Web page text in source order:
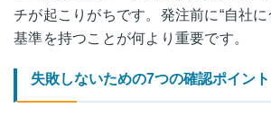
チが起こりがちです。発注前に“自社に
基準を持つことが何より重要です。
失敗しないための7つの確認ポイント